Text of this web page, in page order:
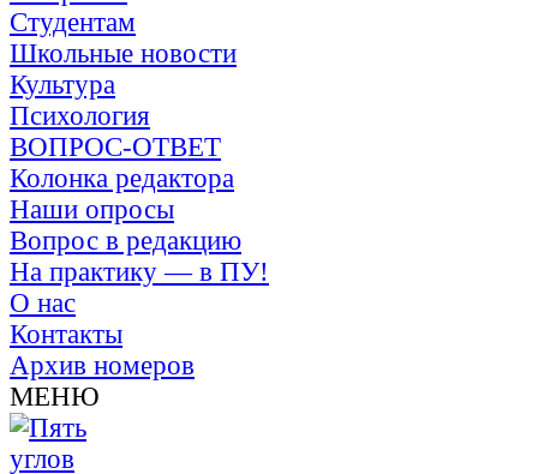
Студентам
Школьные новости
Культура
Психология
ВОПРОС-ОТВЕТ
Колонка редактора
Наши опросы
Вопрос в редакцию
На практику — в ПУ!
О нас
Контакты
Архив номеров
МЕНЮ